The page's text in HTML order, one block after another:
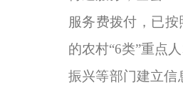
服务费拨付，已
的农村“6类”重点
振兴等部门建立信